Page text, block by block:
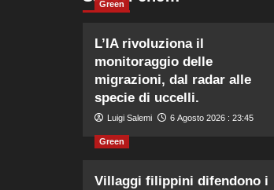
Green
L’IA rivoluziona il
monitoraggio delle
migrazioni, dal radar alle
specie di uccelli.
Luigi Salemi 6 Agosto 2026 : 23:45
Green
Villaggi filippini difendono i